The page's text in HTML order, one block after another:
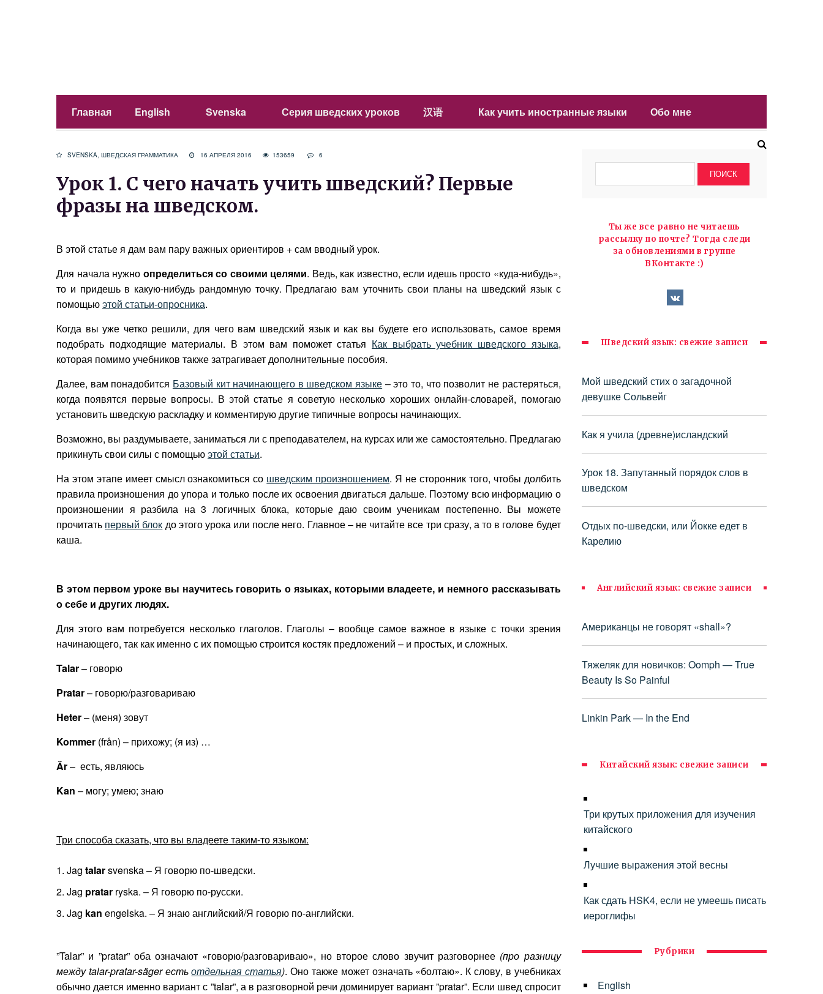
Главная English Svenska Серия шведских уроков 汉语 Как учить иностранные языки Обо мне
SVENSKA, ШВЕДСКАЯ ГРАММАТИКА 16 АПРЕЛЯ 2016 153659 6
Урок 1. С чего начать учить шведский? Первые
фразы на шведском.
В этой статье я дам вам пару важных ориентиров + сам вводный урок.
Для начала нужно определиться со своими целями. Ведь, как известно, если идешь просто «куда-нибудь»,
то и придешь в какую-нибудь рандомную точку. Предлагаю вам уточнить свои планы на шведский язык с
помощьюэтой статьи-опросника.
Когда вы уже четко решили, для чего вам шведский язык и как вы будете его использовать, самое время
подобрать подходящие материалы. В этом вам поможет статья Как выбрать учебник шведского языка,
которая помимо учебников также затрагивает дополнительные пособия.
Далее, вам понадобится Базовый кит начинающего в шведском языке – это то, что позволит не растеряться,
когда появятся первые вопросы. В этой статье я советую несколько хороших онлайн-словарей, помогаю
установить шведскую раскладку и комментирую другие типичные вопросы начинающих.
Возможно, вы раздумываете, заниматься ли с преподавателем, на курсах или же самостоятельно. Предлагаю
прикинуть свои силы с помощьюэтой статьи.
На этом этапе имеет смысл ознакомиться со шведским произношением. Я не сторонник того, чтобы долбить
правила произношения до упора и только после их освоения двигаться дальше. Поэтому всю информацию о
произношении я разбила на 3 логичных блока, которые даю своим ученикам постепенно. Вы можете
прочитать первый блок до этого урока или после него. Главное – не читайте все три сразу, а то в голове будет
каша.
В этом первом уроке вы научитесь говорить о языках, которыми владеете, и немного рассказывать
о себе и других людях.
Для этого вам потребуется несколько глаголов. Глаголы – вообще самое важное в языке с точки зрения
начинающего, так как именно с их помощью строится костяк предложений – и простых, и сложных.
Talar– говорю
Pratar– говорю/разговариваю
Heter– (меня) зовут
Kommer (från) – прихожу; (я из) …
Är– есть, являюсь
Kan – могу; умею; знаю
Три способа сказать, что вы владеете таким-то языком:
Jag talarsvenska – Я говорю по-шведски.
Jag pratar ryska. – Я говорю по-русски.
Jag kan engelska. – Я знаю английский/Я говорю по-английски.
”Talar” и ”pratar” оба означают «говорю/разговариваю», но второе слово звучит разговорнее (про разницу
между talar-pratar-säger естьотдельная статья). Оно также может означать «болтаю». К слову, в учебниках
обычно дается именно вариант с ”talar”, а в разговорной речи доминирует вариант ”pratar”. Если швед спросит
Ты же все равно не читаешь
рассылку по почте? Тогда следи
за обновлениями в группе
ВКонтакте :)
Шведский язык: свежие записи
Мой шведский стих о загадочной
девушке Сольвейг
Как я учила (древне)исландский
Урок 18. Запутанный порядок слов в
шведском
Отдых по-шведски, или Йокке едет в
Карелию
Английский язык: свежие записи
Американцы не говорят «shall»?
Тяжеляк для новичков: Oomph — True
Beauty Is So Painful
Linkin Park — In the End
Китайский язык: свежие записи
Три крутых приложения для изучения
китайского
Лучшие выражения этой весны
Как сдать HSK4, если не умеешь писать
иероглифы
Рубрики
English